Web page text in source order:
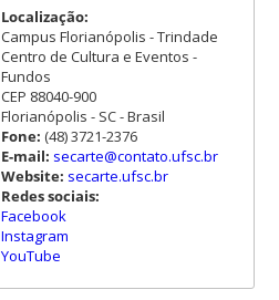
Localização:
Campus Florianópolis - Trindade
Centro de Cultura e Eventos -
Fundos
CEP 88040-900
Florianópolis - SC - Brasil
Fone: (48) 3721-2376
E-mail: secarte@contato.ufsc.br
Website: secarte.ufsc.br
Redes sociais:
Facebook
Instagram
YouTube